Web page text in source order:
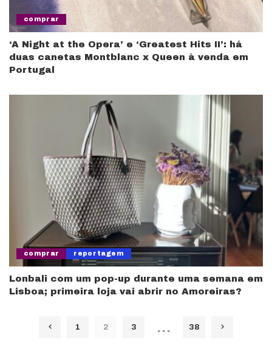
comprar
‘A Night at the Opera’ e ‘Greatest Hits II’: há
duas canetas Montblanc x Queen à venda em
Portugal
comprar reportagem
Lonbali com um pop-up durante uma semana em
Lisboa; primeira loja vai abrir no Amoreiras?
1 2 3 … 38